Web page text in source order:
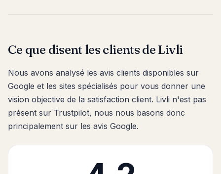
Ce que disent les clients de Livli
Nous avons analysé les avis clients disponibles sur
Google et les sites spécialisés pour vous donner une
vision objective de la satisfaction client. Livli n'est pas
présent sur Trustpilot, nous nous basons donc
principalement sur les avis Google.